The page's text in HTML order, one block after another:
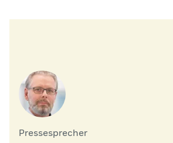
Pressesprecher